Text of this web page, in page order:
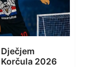
2026